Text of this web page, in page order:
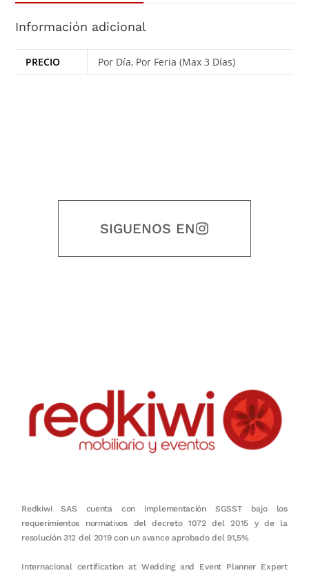
Información adicional
PRECIO Por Día, Por Feria (Max 3 Días)
SIGUENOS EN
Redkiwi SAS cuenta con implementación SGSST bajo los
requerimientos normativos del decreto 1072 del 2015 y de la
resolución 312 del 2019 con un avance aprobado del 91,5%
Internacional certification at Wedding and Event Planner Expert